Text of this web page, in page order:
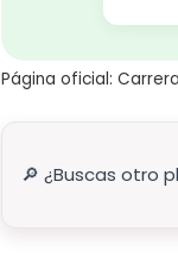
Página oficial:
🔎 ¿Buscas otro